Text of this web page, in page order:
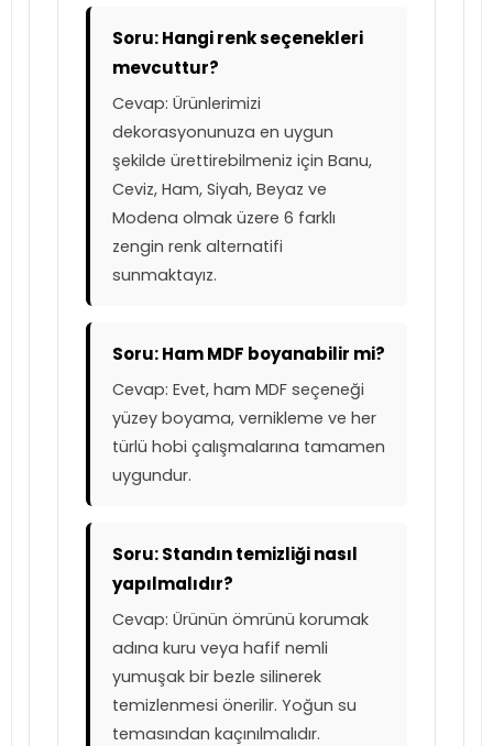
Soru: Hangi renk seçenekleri
mevcuttur?
Cevap: Ürünlerimizi
dekorasyonunuza en uygun
şekilde ürettirebilmeniz için Banu,
Ceviz, Ham, Siyah, Beyaz ve
Modena olmak üzere 6 farklı
zengin renk alternatifi
sunmaktayız.
Soru: Ham MDF boyanabilir mi?
Cevap: Evet, ham MDF seçeneği
yüzey boyama, vernikleme ve her
türlü hobi çalışmalarına tamamen
uygundur.
Soru: Standın temizliği nasıl
yapılmalıdır?
Cevap: Ürünün ömrünü korumak
adına kuru veya hafif nemli
yumuşak bir bezle silinerek
temizlenmesi önerilir. Yoğun su
temasından kaçınılmalıdır.